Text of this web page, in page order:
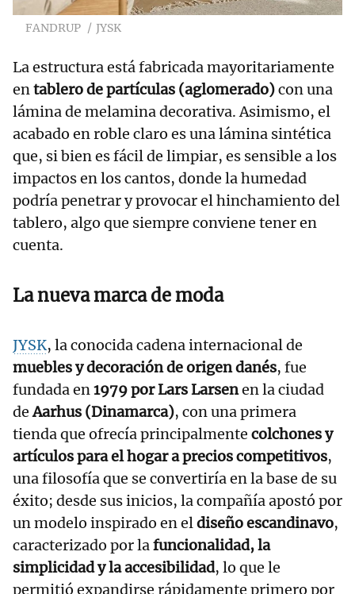
FANDRUP JYSK
La estructura está fabricada mayoritariamente
en tablero de partículas (aglomerado)con una
lámina de melamina decorativa. Asimismo, el
acabado en roble claro es una lámina sintética
que, si bien es fácil de limpiar, es sensible a los
impactos en los cantos, donde la humedad
podría penetrar y provocar el hinchamiento del
tablero, algo que siempre conviene tener en
cuenta.
La nueva marca de moda
JYSK, la conocida cadena internacional de
muebles y decoración de origen danés, fue
fundada en 1979 por Lars Larsenen la ciudad
deAarhus (Dinamarca), con una primera
tienda que ofrecía principalmente colchones y
artículos para el hogar a precios competitivos,
una filosofía que se convertiría en la base de su
éxito; desde sus inicios, la compañía apostó por
un modelo inspirado en el diseño escandinavo,
caracterizado por la funcionalidad, la
simplicidad y la accesibilidad, lo que le
permitió expandirse rápidamente primero por